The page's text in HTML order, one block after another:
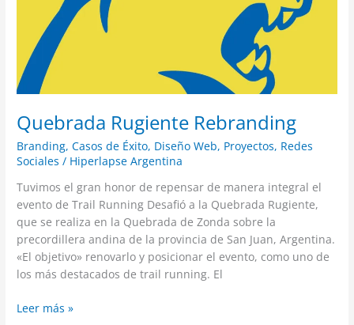
Quebrada Rugiente Rebranding
Branding,Casos de Éxito, Diseño Web, Proyectos, Redes
Sociales / Hiperlapse Argentina
Tuvimos el gran honor de repensar de manera integral el
evento de Trail Running Desafió a la Quebrada Rugiente,
que se realiza en la Quebrada de Zonda sobre la
precordillera andina de la provincia de San Juan, Argentina.
«El objetivo» renovarlo y posicionar el evento, como uno de
los más destacados de trail running. El
Leer más »